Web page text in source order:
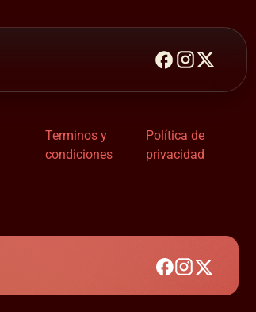
Terminos y
condiciones
Política de
privacidad